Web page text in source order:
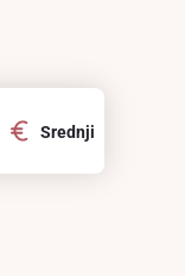
Srednji